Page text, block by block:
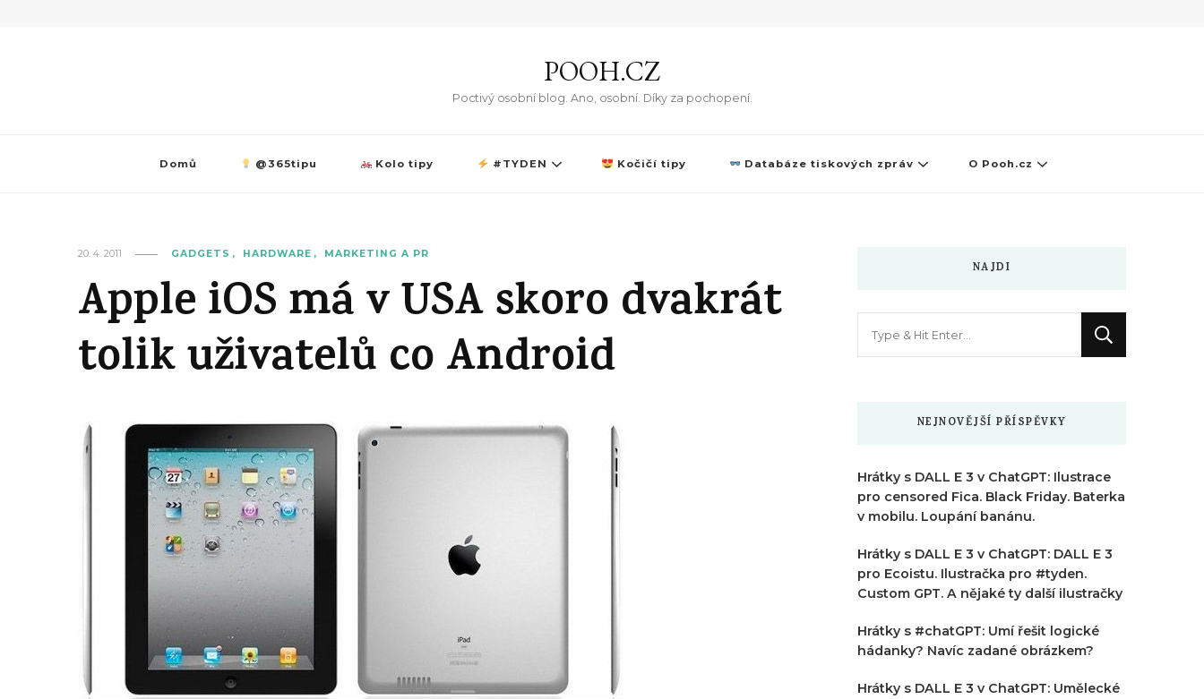
POOH.CZ
Poctivý osobní blog. Ano, osobní. Díky za pochopení.
Domů @365tipu Kolo tipy #TYDEN Kočičí tipy Databáze tiskových zpráv O Pooh.cz
20. 4. 2011 GADGETS HARDWARE MARKETING A PR
Apple iOS má v USA skoro dvakrát
tolik uživatelů co Android
NAJDI
NEJNOVĚJŠÍ PŘÍSPĚVKY
Hrátky s DALL E 3 v ChatGPT: Ilustrace
pro censored Fica. Black Friday. Baterka
v mobilu. Loupání banánu.
Hrátky s DALL E 3 v ChatGPT: DALL E 3
pro Ecoistu. Ilustračka pro #tyden.
Custom GPT. A nějaké ty další ilustračky
Hrátky s #chatGPT: Umí řešit logické
hádanky? Navíc zadané obrázkem?
Hrátky s DALL E 3 v ChatGPT: Umělecké